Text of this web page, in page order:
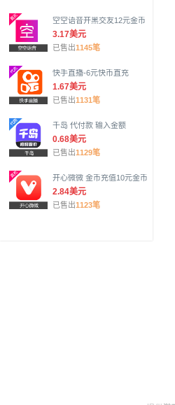
空空语音开黑交友12元金币
3.17美元
已售出1145笔
快手直播-6元快币直充
1.67美元
已售出1131笔
千岛 代付款 输入金额
0.68美元
已售出1129笔
开心微微 金币充值10元金币
2.84美元
已售出1123笔